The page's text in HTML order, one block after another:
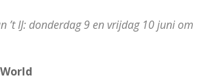
’t IJ: donderdag 9 en vrijdag 10 juni om